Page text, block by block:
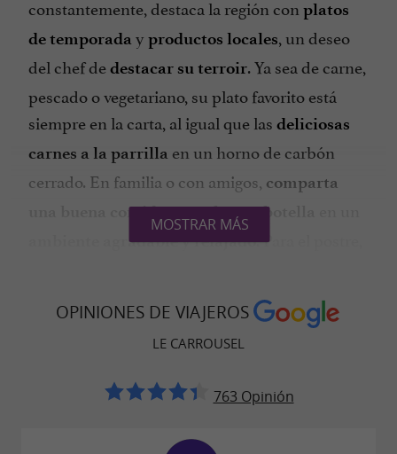
constantemente, destaca la región con platos
de temporada y productos locales, un deseo
del chef dedestacar su terroir. Ya sea de carne,
pescado o vegetariano, su plato favorito está
siempre en la carta, al igual que las deliciosas
carnes a la parrilla en un horno de carbón
cerrado. En familia o con amigos, comparta
una buena comida y una buena botella
ambiente agradable y relajado. Para el postre,
ysabores
para saborear justo antes del café.
Le Carrousel, un restaurante en un
entorno privilegiadocerca de Toulouse
MOSTRAR MÁS
OPINIONES DE VIAJEROS
LE CARROUSEL
763 Opinión